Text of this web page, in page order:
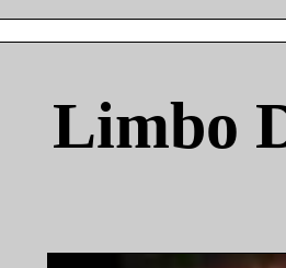
Limbo